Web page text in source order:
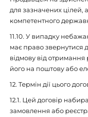
для зазначених цілей,
компетентного
11.10. У випадку
має право звернутися
відмову від
його на поштову або
12. Термін дії цього
12.1. Цей договір
замовлення або